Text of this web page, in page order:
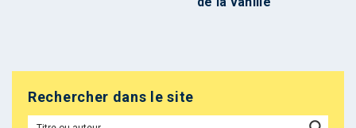
Rechercher dans le site